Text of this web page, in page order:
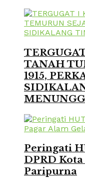
TANAH
1915,
Peringati
DPRD
Paripurna